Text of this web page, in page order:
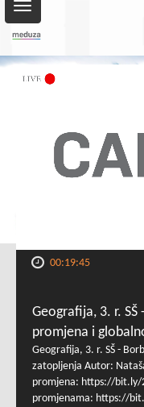
Toggle
navigation
00:19:45
Geografija, 3. r.
promjena i
Geografija, 3. r. SŠ -
zatopljenja Autor:
promjena: https://bit.ly/
promjenama: https://